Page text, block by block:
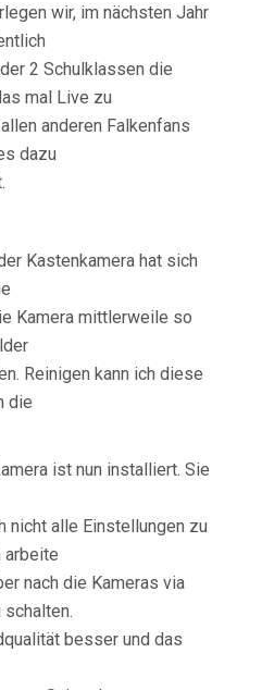
wir, im nächsten Jahr
2 Schulklassen die
mal Live zu
anderen Falkenfans
dazu
Kastenkamera hat sich
Kamera mittlerweile so
Reinigen kann ich diese
die
ist nun installiert. Sie
nicht alle Einstellungen zu
arbeite
nach die Kameras via
schalten.
besser und das